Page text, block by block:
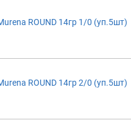
ROUND 14гр 1/0 (уп.5шт)
ROUND 14гр 2/0 (уп.5шт)